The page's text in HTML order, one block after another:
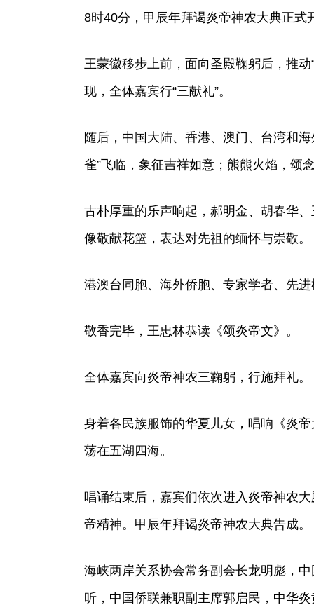
8时40分，甲辰年拜谒炎帝神农大典正式
王蒙徽移步上前，面向圣殿鞠躬后，推
现，全体嘉宾行“三献礼”。
随后，中国大陆、香港、澳门、台湾和
雀”飞临，象征吉祥如意；熊熊火焰，颂
古朴厚重的乐声响起，郝明金、胡春华
像敬献花篮，表达对先祖的缅怀与崇敬。
港澳台同胞、海外侨胞、专家学者、先
敬香完毕，王忠林恭读《颂炎帝文》。
全体嘉宾向炎帝神农三鞠躬，行施拜礼。
身着各民族服饰的华夏儿女，唱响《炎
荡在五湖四海。
唱诵结束后，嘉宾们依次进入炎帝神农
帝精神。甲辰年拜谒炎帝神农大典告成。
海峡两岸关系协会常务副会长龙明彪，
昕，中国侨联兼职副主席郭启民，中华